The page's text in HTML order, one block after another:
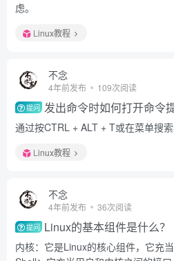
虑。
Linux教程
不念
4年前发布 109次阅读
提问 发出命令时如何打开命令
通过按CTRL + ALT + T或在菜单搜
Linux教程
不念
4年前发布 36次阅读
提问 Linux的基本组件是什么？
内核：它是Linux的核心组件，它充